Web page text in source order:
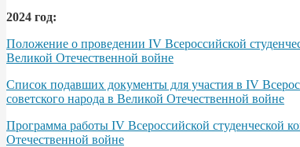
2024 год:
Положение о проведении IV Всероссийской
Великой Отечественной войне
Список подавших документы для участия в IV
советского народа в Великой Отечественной войне
Программа работы IV Всероссийской студенческой
Отечественной войне